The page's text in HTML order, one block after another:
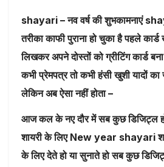
shayari – नव वर्ष की शुभकामनाएं
तरीका काफी पुराना हो चुका है पहले
लिखकर अपने दोस्तों को ग्रीटिंग कार्ड
कभी प्रेमपत्र तो कभी हंसी खुशी यादों का
लेकिन अब ऐसा नहीं होता –
आज कल के नए दौर में सब कुछ डिजिट्ल
शायरीके लिए New year shayari
के लिए देते हो या सुनाते हो सब कुछ